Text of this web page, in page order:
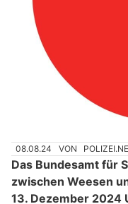
08.08.24 VON
Das Bundesamt für
zwischen Weesen
13. Dezember 2024